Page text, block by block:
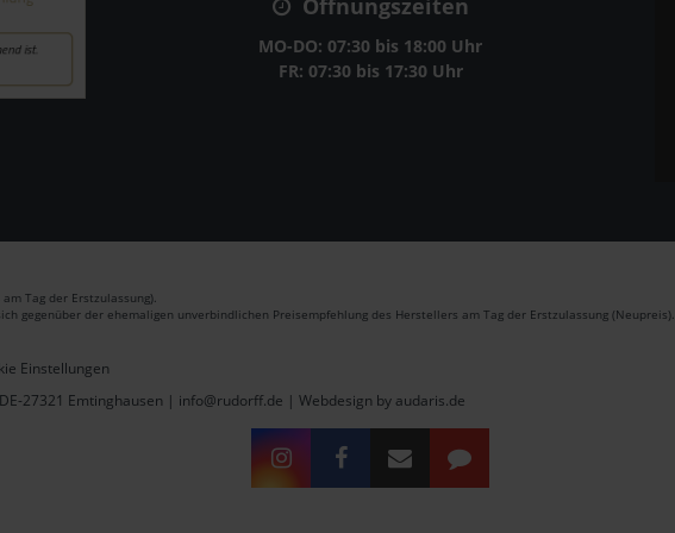
Öffnungszeiten
MO-DO: 07:30 bis 18:00 Uhr
FR: 07:30 bis 17:30 Uhr
Tag der Erstzulassung).
gegenüber der ehemaligen unverbindlichen Preisempfehlung des Herstellers am Tag der Erstzulassung (Neupreis).
Einstellungen
27321 Emtinghausen | info@rudorff.de | Webdesign by audaris.de